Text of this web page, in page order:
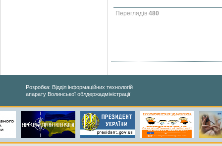
Переглядів 480
Розробка: Відділ інформаційних технологій
апарату Волинської облдержадміністрації